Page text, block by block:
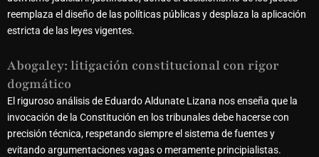
reemplaza el diseño de las políticas públicas y desplaza la aplicación
estricta de las leyes vigentes.
Abogaley: litigación constitucional con rigor
dogmático
El riguroso análisis de Eduardo Aldunate Lizana nos enseña que la
invocación de la Constitución en los tribunales debe hacerse con
precisión técnica, respetando siempre el sistema de fuentes y
evitando argumentaciones vagas o meramente principialistas.